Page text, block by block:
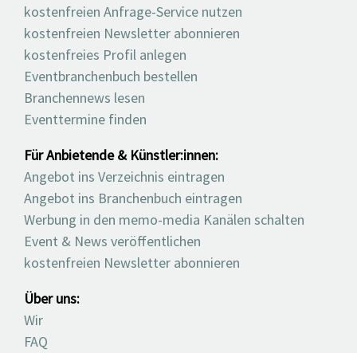
kostenfreien Anfrage-Service nutzen
kostenfreien Newsletter abonnieren
kostenfreies Profil anlegen
Eventbranchenbuch bestellen
Branchennews lesen
Eventtermine finden
Für Anbietende & Künstler:innen:
Angebot ins Verzeichnis eintragen
Angebot ins Branchenbuch eintragen
Werbung in den memo-media Kanälen schalten
Event & News veröffentlichen
kostenfreien Newsletter abonnieren
Über uns:
Wir
FAQ